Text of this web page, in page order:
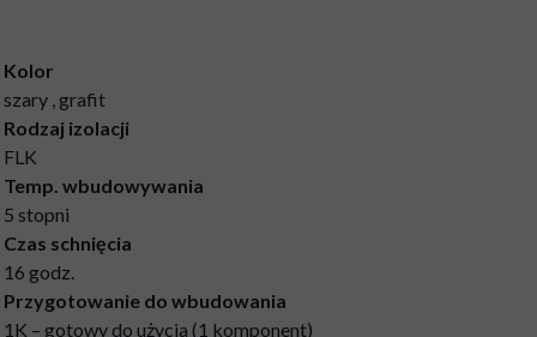
Kolor
szary , grafit
Rodzaj izolacji
FLK
Temp. wbudowywania
5 stopni
Czas schnięcia
16 godz.
Przygotowanie do wbudowania
1K – gotowy do użycia (1 komponent)